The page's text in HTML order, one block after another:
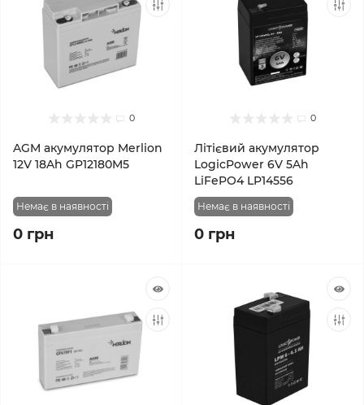
0
AGM акумулятор Merlion
12V 18Ah GP12180M5
Немає в наявності
0 грн
0
Літієвий акумулятор
LogicPower 6V 5Ah
LiFePO4 LP14556
Немає в наявності
0 грн